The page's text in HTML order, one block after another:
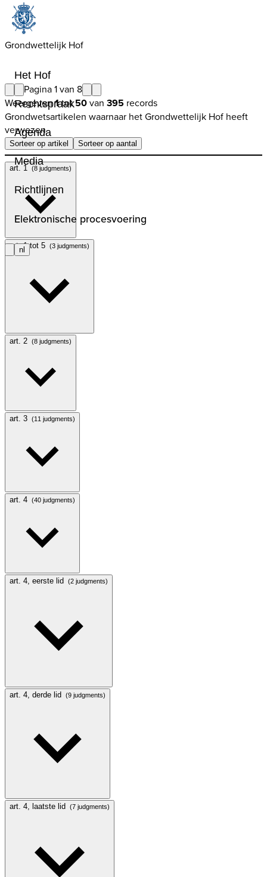
Grondwettelijk Hof
Het Hof
Rechtspraak
Agenda
Media
Richtlijnen
Elektronische procesvoering
nl
Pagina 1 van 8
Weergeven1tot50van 395 records
Grondwetsartikelen waarnaar het Grondwettelijk Hof heeft
verwezen
Sorteer op artikel Sorteer op aantal
art. 1 (8 judgments)
art. 1 tot 5 (3 judgments)
art. 2 (8 judgments)
art. 3 (11 judgments)
art. 4 (40 judgments)
art. 4, eerste lid (2 judgments)
art. 4, derde lid (9 judgments)
art. 4, laatste lid (7 judgments)